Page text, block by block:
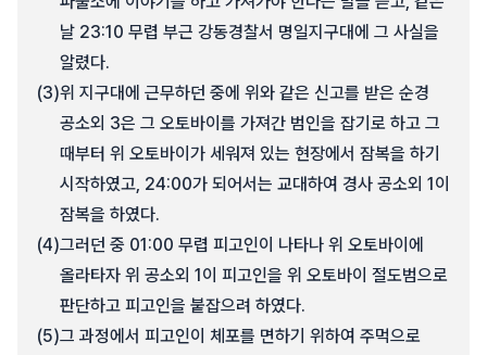
날 23:10 무렵 부근 강동경찰서 명일지구대에 그 사실을
알렸다.
(3)위 지구대에 근무하던 중에 위와 같은 신고를 받은 순경
공소외 3은 그 오토바이를 가져간 범인을 잡기로 하고 그
때부터 위 오토바이가 세워져 있는 현장에서 잠복을 하기
시작하였고, 24:00가 되어서는 교대하여 경사 공소외 1이
잠복을 하였다.
(4)그러던 중 01:00 무렵 피고인이 나타나 위 오토바이에
올라타자 위 공소외 1이 피고인을 위 오토바이 절도범으로
판단하고 피고인을 붙잡으려 하였다.
(5)그 과정에서 피고인이 체포를 면하기 위하여 주먹으로